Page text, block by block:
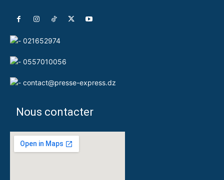
021652974
0557010056
contact@presse-express.dz
Nous contacter